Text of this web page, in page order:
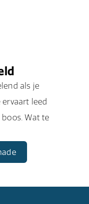
als je
ervaart leed
Wat te